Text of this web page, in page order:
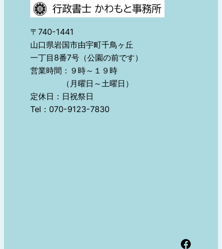
〒740-1441
山口県岩国市由宇町千鳥ヶ丘
一丁目8番7号（公園の前です）
営業時間：９時～１９時
（月曜日～土曜日）
定休日：日祝祭日
Tel：070-9123-7830
Facebook